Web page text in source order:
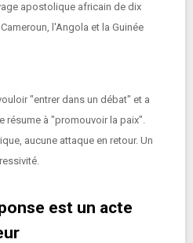
apostolique africain de dix
l'Angola et la Guinée
"entrer dans un débat" et a
résume à "promouvoir la paix".
aucune attaque en retour. Un
est un acte